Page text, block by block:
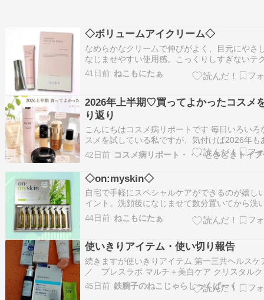
◇ボリュームアイクリーム◇
なめらかなクリームで伸びがよく、目元にやさ
なじませやすい使用感。こっくりしすぎないテ
チャーなので、朝のメイク前にも使いやすかっ
す。しっとり感がありながらべたつきにくく、
入れやすい印象。少量でもよく伸びるので、毎
ス…
41日前 ねこもにたぁ
2026年上半期♡買ってよかったコスメ
り返り
こんにちはコスメ病リポートです 毎日いろいろ
スメを試している私ですが、気付けば2026年も
という間に上半期が終了 新作や話題の商品をた
ん使ってきた中でも、「気付けばこればかり手
っていたなぁ」と思うお気に入りコスメがいく
ありました 今回はランキングではなく、上…
42日前 コスメ病リポート・・・ときどきトイプ
◇on:myskin◇
自宅で手軽にスペシャルケアができるのが嬉し
イント。洗顔後になじませて数分置いてから洗
すだけなので、取り入れやすい印象でした。 少
クチクした使用感がありますが、そのひと手間
めらかになったような感触で、スキンケアの時
が…
44日前 ねこもにたぁ
使いきりアイテム・使い切り報告
続きますが使いきりアイテム 第一三共ヘルス
／ ブレスラボ マルチ＋美白ケア クリスタル
ミント 息を元からキレイで、美白にも◎ ブレ
マルチ+美白ケア 薬用 歯磨き粉 [ 2大口臭を原
45日前 鉄腕子のねこじゃらしっくぱーく